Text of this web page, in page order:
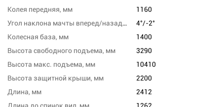
Колея передняя, мм
1160
Угол наклона мачты вперед/назад, град
4°/-2°
Колесная база, мм
1400
Высота свободного подъема, мм
3290
Высота макс. подъема, мм
10410
Высота защитной крыши, мм
2200
Длина, мм
2412